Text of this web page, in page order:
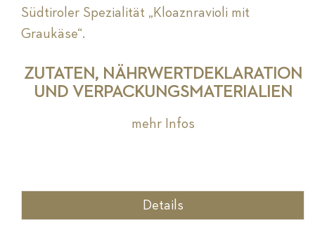
Südtiroler Spezialität „Kloaznravioli mit
Graukäse“.
ZUTATEN, NÄHRWERTDEKLARATION
UND VERPACKUNGSMATERIALIEN
mehr Infos
Details